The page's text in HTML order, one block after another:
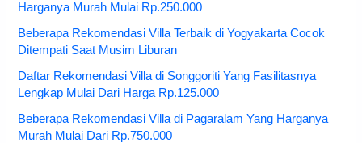
Harganya Murah Mulai Rp.250.000
Beberapa Rekomendasi Villa Terbaik di Yogyakarta Cocok
Ditempati Saat Musim Liburan
Daftar Rekomendasi Villa di Songgoriti Yang Fasilitasnya
Lengkap Mulai Dari Harga Rp.125.000
Beberapa Rekomendasi Villa di Pagaralam Yang Harganya
Murah Mulai Dari Rp.750.000